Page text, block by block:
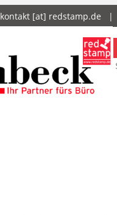
kontakt [at] redstamp.de |